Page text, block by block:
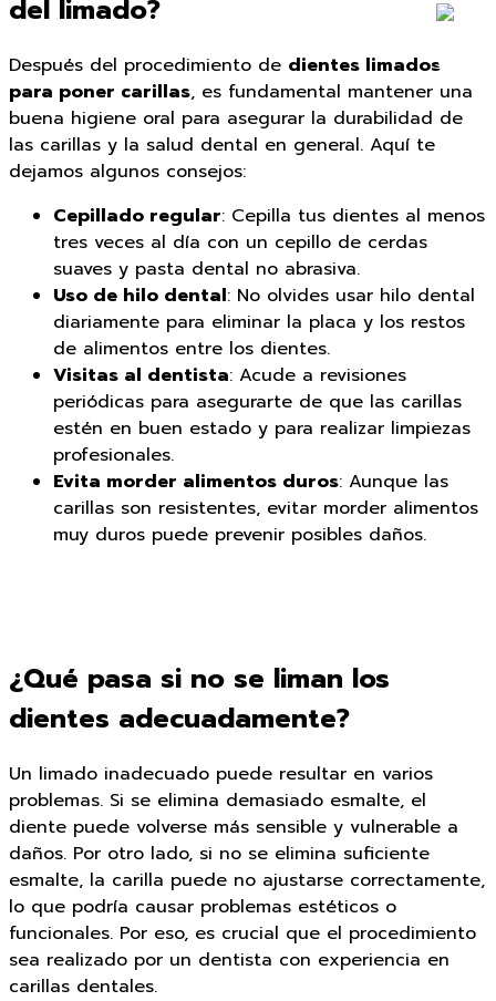
del limado?
Después del procedimiento de dientes limados
para poner carillas, es fundamental mantener una
buena higiene oral para asegurar la durabilidad de
las carillas y la salud dental en general. Aquí te
dejamos algunos consejos:
Cepillado regular: Cepilla tus dientes al menos
tres veces al día con un cepillo de cerdas
suaves y pasta dental no abrasiva.
Uso de hilo dental: No olvides usar hilo dental
diariamente para eliminar la placa y los restos
de alimentos entre los dientes.
Visitas al dentista: Acude a revisiones
periódicas para asegurarte de que las carillas
estén en buen estado y para realizar limpiezas
profesionales.
Evita morder alimentos duros: Aunque las
carillas son resistentes, evitar morder alimentos
muy duros puede prevenir posibles daños.
¿Qué pasa si no se liman los
dientes adecuadamente?
Un limado inadecuado puede resultar en varios
problemas. Si se elimina demasiado esmalte, el
diente puede volverse más sensible y vulnerable a
daños. Por otro lado, si no se elimina suficiente
esmalte, la carilla puede no ajustarse correctamente,
lo que podría causar problemas estéticos o
funcionales. Por eso, es crucial que el procedimiento
sea realizado por un dentista con experiencia en
carillas dentales.